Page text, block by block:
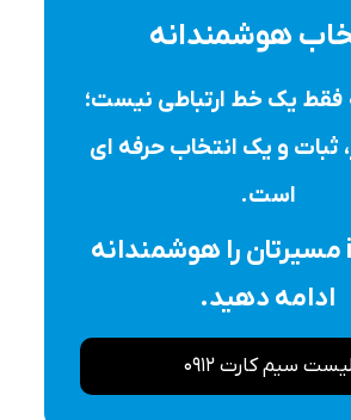
هوشمندانه
شماره ۰۹۱۲ فقط یک خط ارتباطی نیست؛
ثبات و یک انتخاب حرفه ای
است.
با iran912 مسیرتان را هوشمندانه
ادامه دهید.
لیست سیم کارت 0912